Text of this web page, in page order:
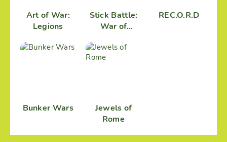
Art of War:
Legions
Stick Battle:
War of
REC.O.R.D
Bunker Wars
Jewels of
Rome